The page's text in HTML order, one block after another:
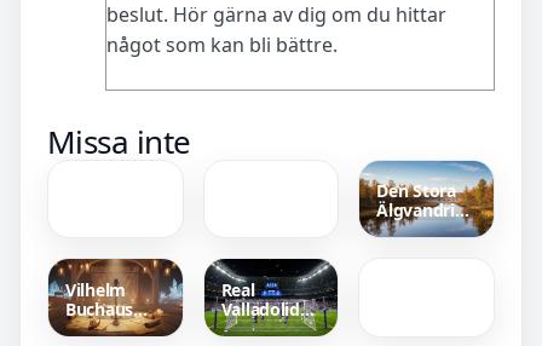
beslut. Hör gärna av dig om du hittar
något som kan bli bättre.
Missa inte
Nicci
Hernestigs
Den Stora
Älgvandringen
Live –
Vilhelm
Buchaus
Lilla
Real
Valladolid
mot Real
Dålig
andedräkt